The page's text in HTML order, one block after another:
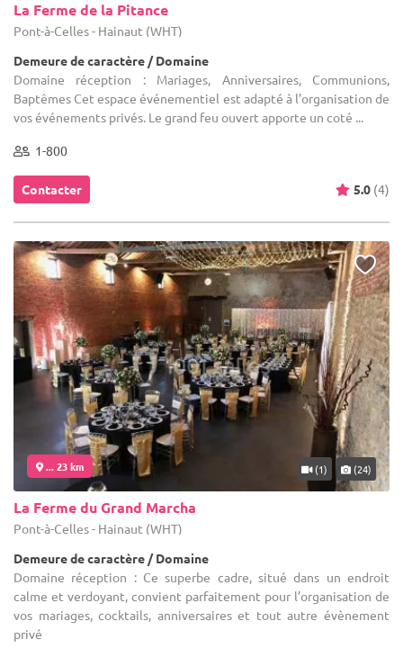
La Ferme de la Pitance
Pont-à-Celles - Hainaut (WHT)
Demeure de caractère / Domaine
Domaine réception : Mariages, Anniversaires, Communions,
Baptêmes Cet espace événementiel est adapté à l’organisation de
vos événements privés. Le grand feu ouvert apporte un coté ...
1-800
Contacter 5.0 (4)
... 23 km (1) (24)
La Ferme du Grand Marcha
Pont-à-Celles - Hainaut (WHT)
Demeure de caractère / Domaine
Domaine réception : Ce superbe cadre, situé dans un endroit
calme et verdoyant, convient parfaitement pour l’organisation de
vos mariages, cocktails, anniversaires et tout autre évènement
privé